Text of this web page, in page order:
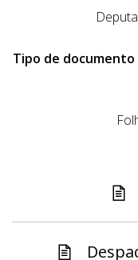
Tipo de documento